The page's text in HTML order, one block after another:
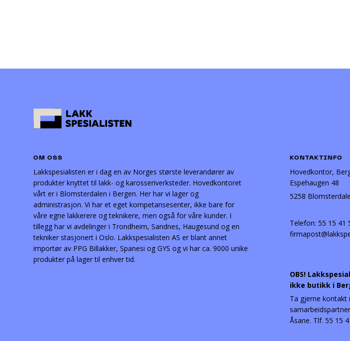
OM OSS
Lakkspesialisten er i dag en av Norges største leverandører av
produkter knyttet til lakk- og karosseriverksteder. Hovedkontoret
vårt er i Blomsterdalen i Bergen. Her har vi lager og
administrasjon. Vi har et eget kompetansesenter, ikke bare for
våre egne lakkerere og teknikere, men også for våre kunder. I
tillegg har vi avdelinger i Trondheim, Sandnes, Haugesund og en
tekniker stasjonert i Oslo. Lakkspesialisten AS er blant annet
importør av PPG Billakker, Spanesi og GYS og vi har ca. 9000 unike
produkter på lager til enhver tid.
KONTAKTINFO
Hovedkontor,
Espehaugen 48
5258
Telefon: 55 15 41
OBS!
ikke butikk i
Ta gjerne kontakt
Åsane. Tlf. 55 15